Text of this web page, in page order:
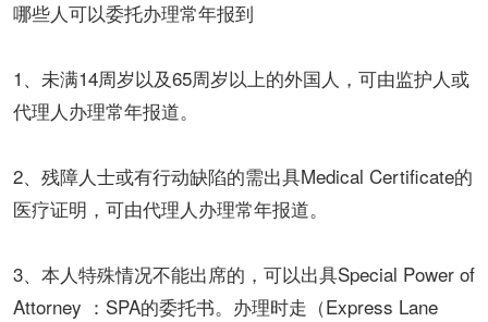
哪些人可以委托办理常年报到
1、未满14周岁以及65周岁以上的外国人，可由监护人或
代理人办理常年报道。
2、残障人士或有行动缺陷的需出具Medical Certificate的
医疗证明，可由代理人办理常年报道。
3、本人特殊情况不能出席的，可以出具Special Power of
Attorney ：SPA的委托书。办理时走（Express Lane